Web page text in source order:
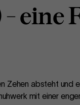
eine
Zehen absteht und
mit einer